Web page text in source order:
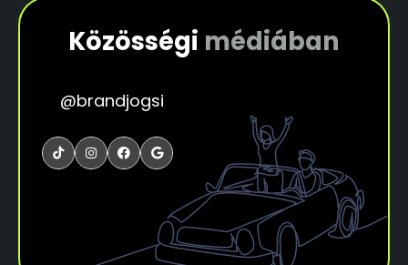
Közösségi médiában
@brandjogsi
   